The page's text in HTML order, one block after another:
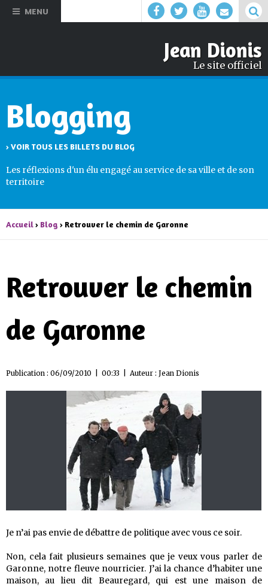
MENU
Jean Dionis
Le site officiel
Blogging
› VOIR TOUS LES BILLETS DU BLOG
Les réflexions d'un élu engagé au service de sa ville et de son
territoire
Accueil› Blog › Retrouver le chemin de Garonne
Retrouver le chemin
de Garonne
Publication : 06/09/2010 | 00:33 | Auteur : Jean Dionis
Je n’ai pas envie de débattre de politique avec vous ce soir.
Non, cela fait plusieurs semaines que je veux vous parler de
Garonne, notre fleuve nourricier. J’ai la chance d’habiter une
maison, au lieu dit Beauregard, qui est une maison de